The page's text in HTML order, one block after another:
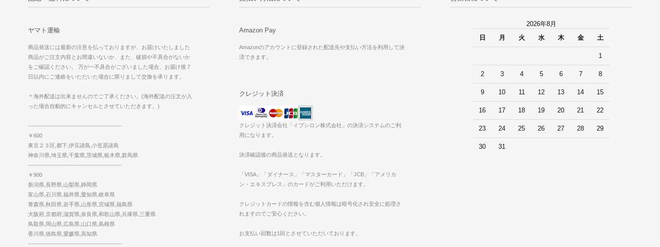
ヤマト運輸
商品発送には最新の注意を払っておりますが、お届けいたしました
商品がご注文内容とお間違いないか、また、破損や不具合がないか
をご確認ください。 万が一不具合がございました場合、お届け後７
日以内にご連絡をいただいた場合に限りまして交換を承ります。
＊海外配送は出来ませんのでご了承ください。(海外配送の注文が入
った場合自動的にキャンセルとさせていただきます。)
------------------------------------------------
￥600
東京２３区,都下,伊豆諸島,小笠原諸島
神奈川県,埼玉県,千葉県,茨城県,栃木県,群馬県
------------------------------------------------
￥900
新潟県,長野県,山梨県,静岡県
富山県,石川県,福井県,愛知県,岐阜県
青森県,秋田県,岩手県,山形県,宮城県,福島県
大阪府,京都府,滋賀県,奈良県,和歌山県,兵庫県,三重県
鳥取県,岡山県,広島県,山口県,島根県
香川県,徳島県,愛媛県,高知県
------------------------------------------------
Amazon Pay
Amazonのアカウントに登録された配送先や支払い方法を利用して決
済できます。
クレジット決済
クレジット決済会社「イプシロン株式会社」の決済システムのご利
用になります。
決済確認後の商品発送となります。
「VISA」「ダイナース」「マスターカード」「JCB」「アメリカ
ン・エキスプレス」のカードがご利用いただけます。
クレジットカードの情報を含む個人情報は暗号化され安全に処理さ
れますのでご安心ください。
お支払い回数は1回とさせていただいております。
2026年8月
日
月 火 水 木 金 土
1
2 3 4 5 6 7 8
9 10 11 12 13 14 15
16 17 18 19 20 21 22
23 24 25 26 27 28 29
30 31